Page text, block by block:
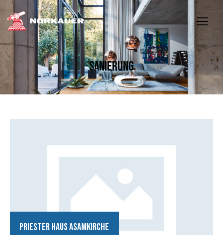
SANIERUNG
Priester Haus Asamkirche